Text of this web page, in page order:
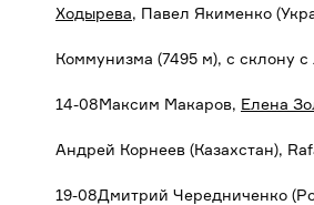
Ходырева, Павел Якименко
Коммунизма (7495 м), с склону
14-08Максим Макаров, Елена
Андрей Корнеев (Казахстан),
19-08Дмитрий Чередниченко